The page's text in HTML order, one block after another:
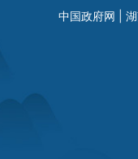
中国政府网